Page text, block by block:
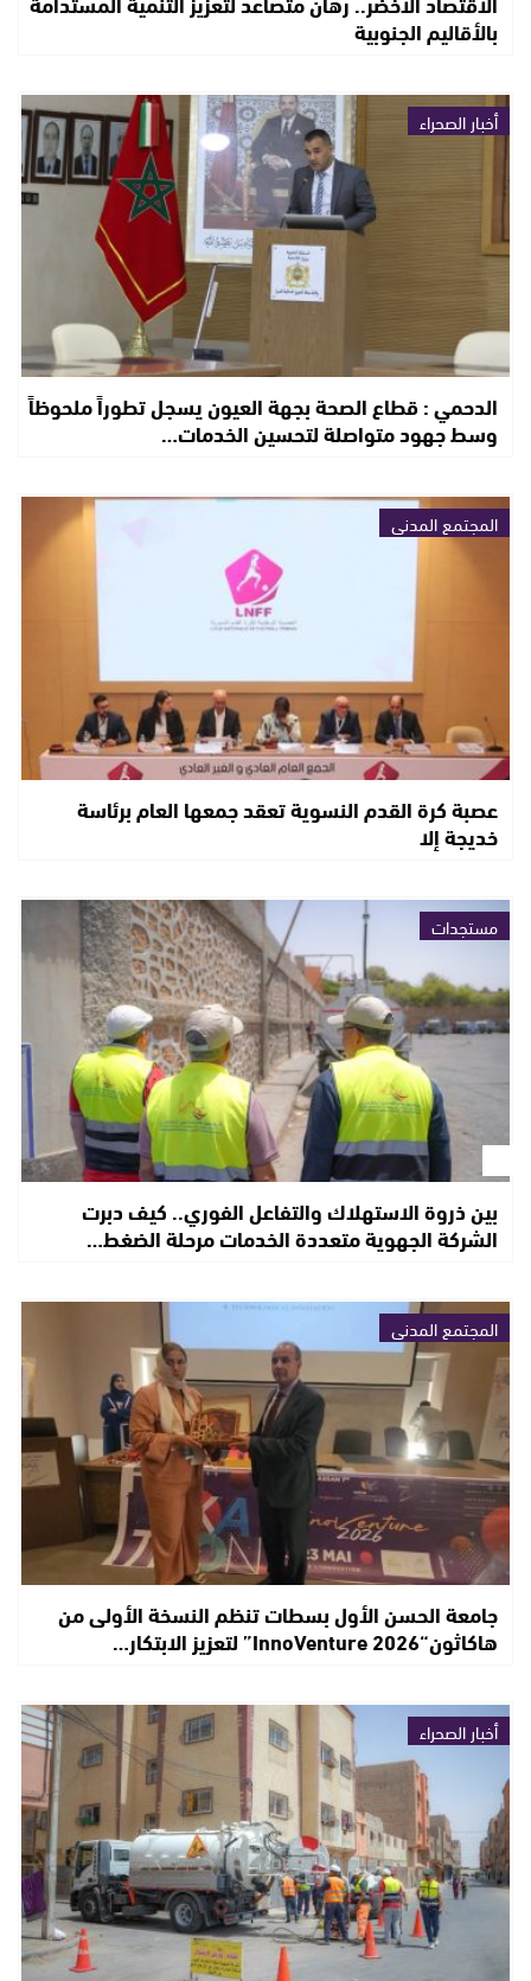
بالأقاليم الجنوبية
أخبار الصحراء
الدحمي : قطاع الصحة بجهة العيون يسجل تطوراً ملحوظاً
وسط جهود متواصلة لتحسين الخدمات…
المجتمع المدني
عصبة كرة القدم النسوية تعقد جمعها العام برئاسة
خديجة إلا
مستجدات
بين ذروة الاستهلاك والتفاعل الفوري.. كيف دبرت
الشركة الجهوية متعددة الخدمات مرحلة الضغط…
المجتمع المدني
جامعة الحسن الأول بسطات تنظم النسخة الأولى من
هاكاثون“InnoVenture 2026” لتعزيز الابتكار…
أخبار الصحراء